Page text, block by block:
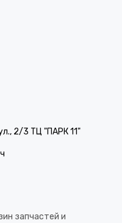
2/3 ТЦ "ПАРК 11"
запчастей и